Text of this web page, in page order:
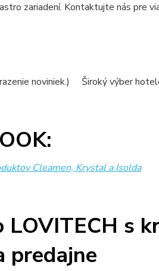
zariadení. Kontaktujte nás pre
noviniek.) Široký výber
Cleamen, Krystal a Isolda
LOVITECH s
predajne